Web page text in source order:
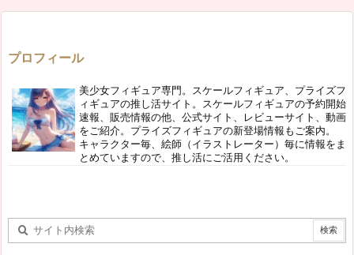
プロフィール
美少女フィギュア専門。スケールフィギュア、プライズフ
ィギュアの推し活サイト。スケールフィギュアの予約開始
速報、販売情報の他、公式サイト、レビューサイト、動画
をご紹介。プライズフィギュアの新登場情報もご案内。
キャラクター毎、絵師（イラストレーター）毎に情報をま
とめていますので、推し活にご活用ください。